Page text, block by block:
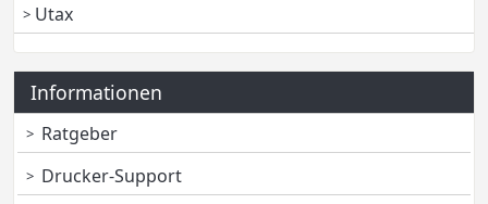
Utax
Informationen
Ratgeber
Drucker-Support